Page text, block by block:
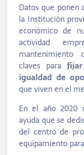
Datos que ponen
la Institución
económico de
actividad
mantenimiento
claves para
igualdad de
que viven en el
En el año 2020
ayuda que se
del centro de
equipamiento